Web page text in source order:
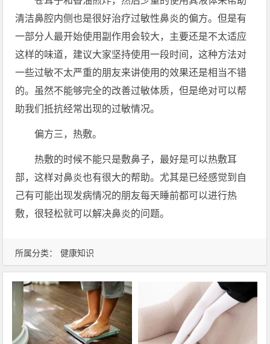
所属分类： 健康知识
清洁鼻腔内侧也是很好治疗过敏性鼻炎的偏方。但是有
一部分人最开始使用副作用会较大，主要还是不太适应
这样的味道，建议大家坚持使用一段时间，这种方法对
一些过敏不太严重的朋友来讲使用的效果还是相当不错
的。虽然不能够完全的改善过敏体质，但是绝对可以帮
助我们抵抗经常出现的过敏情况。
偏方三，热敷。
热敷的时候不能只是敷鼻子，最好是可以热敷耳
部，这样对鼻炎也有很大的帮助。尤其是已经感觉到自
己有可能出现发病情况的朋友每天睡前都可以进行热
敷，很轻松就可以解决鼻炎的问题。